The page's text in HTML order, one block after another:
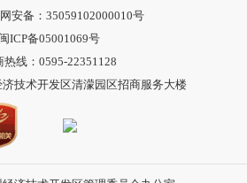
安备：35059102000010号
闽ICP备05001069号
热线：0595-22351128
技术开发区清濛园区招商服务大楼